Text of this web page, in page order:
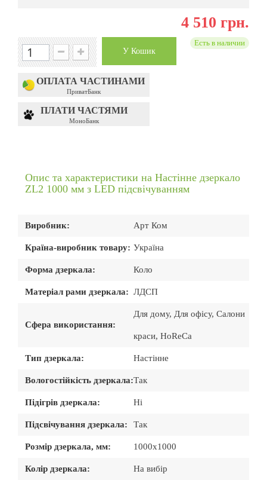
4 510 грн.
У Кошик
Есть в наличии
ОПЛАТА ЧАСТИНАМИ
ПриватБанк
ПЛАТИ ЧАСТЯМИ
МоноБанк
Опис та характеристики на Настінне дзеркало
ZL2 1000 мм з LED підсвічуванням
Виробник: Арт Ком
Країна-виробник товару: Україна
Форма дзеркала: Коло
Матеріал рами дзеркала: ЛДСП
Сфера використання:
Для дому, Для офісу, Салони
краси, HoReCa
Тип дзеркала: Настінне
Вологостійкість дзеркала:Так
Підігрів дзеркала: Ні
Підсвічування дзеркала: Так
Розмір дзеркала, мм: 1000х1000
Колір дзеркала: На вибір